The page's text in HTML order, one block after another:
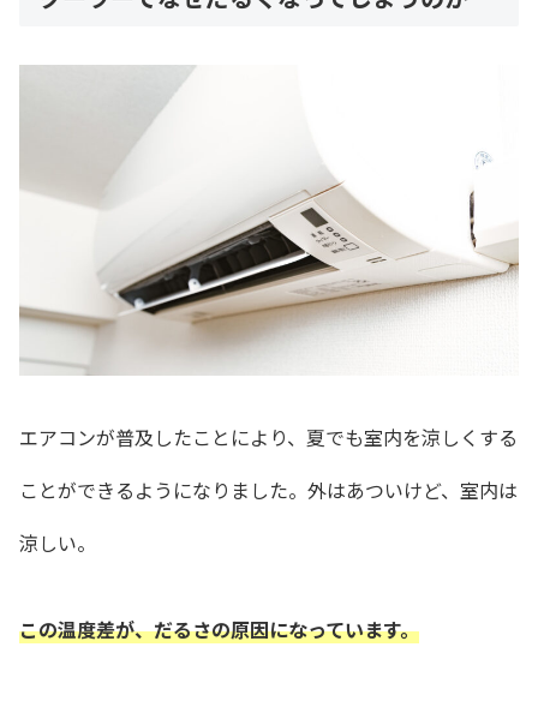
エアコンが普及したことにより、夏でも室内を涼しくする
ことができるようになりました。外はあついけど、室内は
涼しい。
この温度差が、だるさの原因になっています。